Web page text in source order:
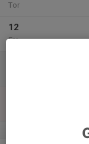
Tor
12
Fre